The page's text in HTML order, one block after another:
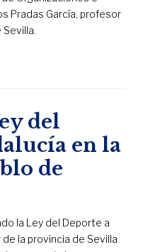
Pradas García, profesor
del
en la
de
la Ley del Deporte a
la provincia de Sevilla